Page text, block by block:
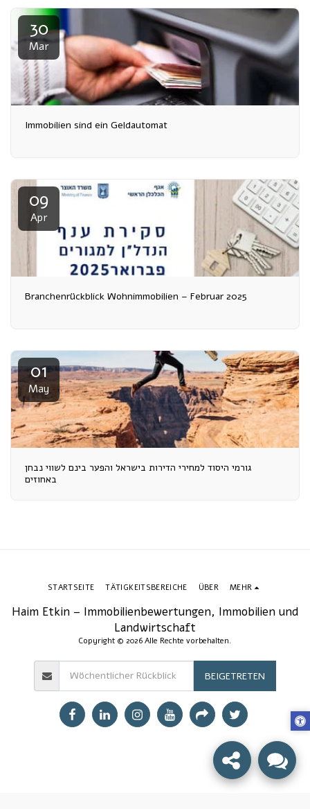
30
Mar
Immobilien sind ein Geldautomat
09
Apr
Branchenrückblick Wohnimmobilien – Februar 2025
01
May
גורמי היסוד למחירי הדירות בישראל והפער בינם לשווי נבחן
באחוזים
Haim Etkin – Immobilienbewertungen, Immobilien und
Landwirtschaft
Copyright © 2026 Alle Rechte vorbehalten.
STARTSEITE TÄTIGKEITSBEREICHE ÜBER MEHR
BEIGETRETEN